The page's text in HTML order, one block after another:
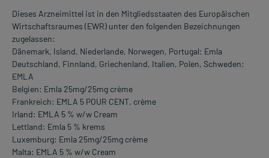
Dieses Arzneimittel ist in den Mitgliedsstaaten des Europäischen
Wirtschaftsraumes (EWR) unter den folgenden Bezeichnungen
zugelassen:
Dänemark, Island, Niederlande, Norwegen, Portugal: Emla
Deutschland, Finnland, Griechenland, Italien, Polen, Schweden:
EMLA
Belgien: Emla 25mg/25mg crème
Frankreich: EMLA 5 POUR CENT, crème
Irland: EMLA 5 % w/w Cream
Lettland: Emla 5 % krems
Luxemburg: Emla 25mg/25mg crème
Malta: EMLA 5 % w/w Cream